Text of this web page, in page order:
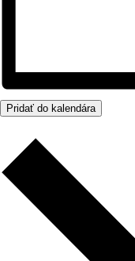
Pridať do kalendára